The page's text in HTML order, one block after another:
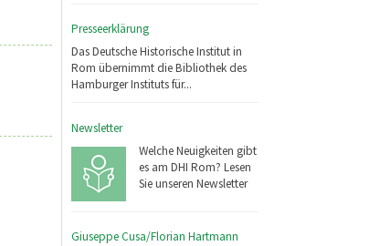
Presseerklärung
Das Deutsche Historische Institut in
Rom übernimmt die Bibliothek des
Hamburger Instituts für...
Newsletter
Welche Neuigkeiten gibt
es am DHI Rom? Lesen
Sie unseren Newsletter
Giuseppe Cusa/Florian Hartmann